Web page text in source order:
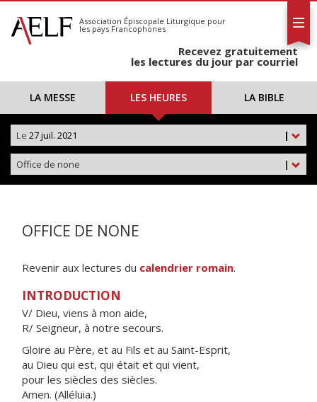
S'abonner
Calendrier
Association Épiscopale Liturgique pour
les pays Francophones
Recevez gratuitement
les lectures du jour par courriel
LA MESSE LES HEURES LA BIBLE
|
Le 27 juil. 2021
|
Office de none
OFFICE DE NONE
Revenir aux lectures du calendrier romain.
INTRODUCTION
V/ Dieu, viens à mon aide,
R/ Seigneur, à notre secours.
Gloire au Père, et au Fils et au Saint-Esprit,
au Dieu qui est, qui était et qui vient,
pour les siècles des siècles.
Amen. (Alléluia.)